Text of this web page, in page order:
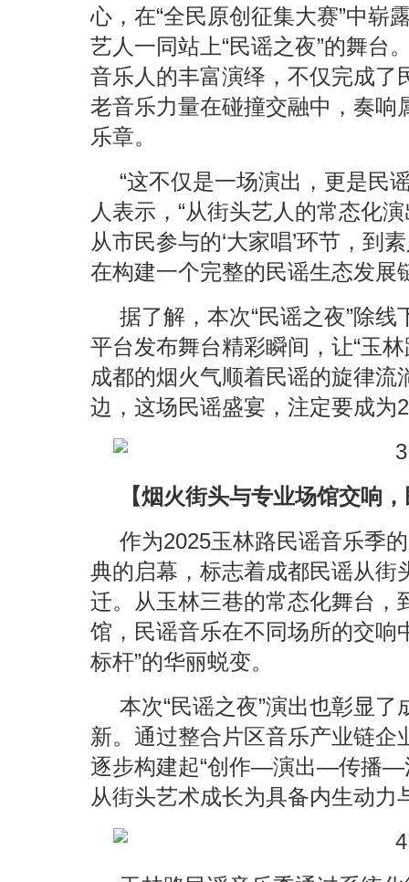
心，在“全民原创征集大赛”中崭
艺人一同站上“民谣之夜”的舞台
音乐人的丰富演绎，不仅完成了
老音乐力量在碰撞交融中，奏响
乐章。
“这不仅是一场演出，更是民
人表示，“从街头艺人的常态化
从市民参与的‘大家唱’环节，到
在构建一个完整的民谣生态发展
据了解，本次“民谣之夜”除
平台发布舞台精彩瞬间，让“玉
成都的烟火气顺着民谣的旋律流
边，这场民谣盛宴，注定要成
【烟火街头与专业场馆交响
作为2025玉林路民谣音乐季
典的启幕，标志着成都民谣从街
迁。从玉林三巷的常态化舞台，
馆，民谣音乐在不同场所的交响
标杆”的华丽蜕变。
本次“民谣之夜”演出也彰显
新。通过整合片区音乐产业链企
逐步构建起“创作—演出—传播—
从街头艺术成长为具备内生动